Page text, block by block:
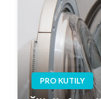
PRO KUTILY